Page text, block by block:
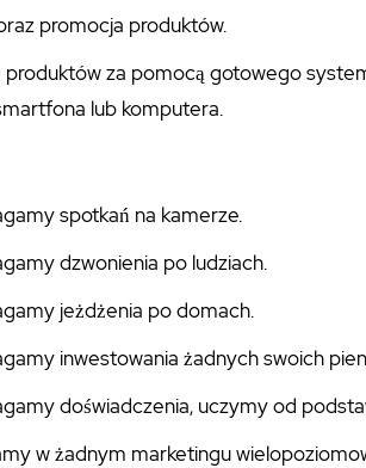
promocja produktów.
produktów za pomocą gotowego
lub komputera.
spotkań na kamerze.
dzwonienia po ludziach.
jeżdżenia po domach.
inwestowania żadnych swoich
doświadczenia, uczymy od
w żadnym marketingu